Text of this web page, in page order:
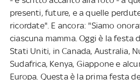
presenti, future, e a quelle
ricordate". E ancora: "Siamo
ciascuna mamma. Oggi è la festa
Stati Uniti, in Canada, Australia,
Sudafrica, Kenya, Giappone e
Europa. Questa è la prima festa